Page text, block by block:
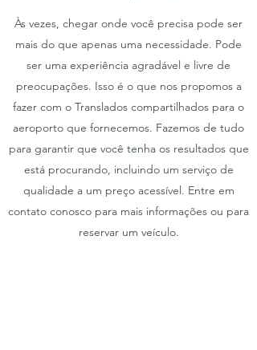
Às vezes, chegar onde você precisa pode ser
mais do que apenas uma necessidade. Pode
ser uma experiência agradável e livre de
preocupações. Isso é o que nos propomos a
fazer com o Translados compartilhados para o
aeroporto que fornecemos. Fazemos de tudo
para garantir que você tenha os resultados que
está procurando, incluindo um serviço de
qualidade a um preço acessível. Entre em
contato conosco para mais informações ou para
reservar um veículo.